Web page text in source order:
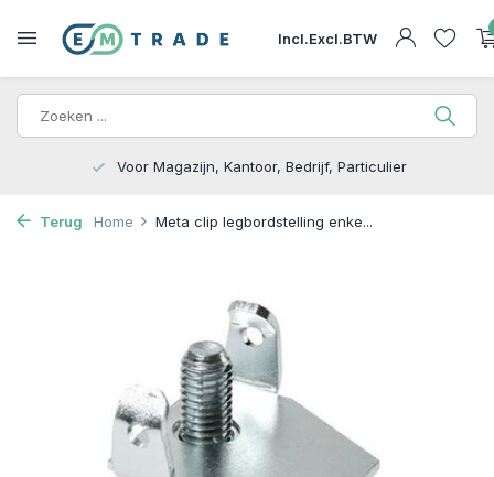
Incl.Excl.BTW
15.000m2 op Voorraad | Bezorgen of Afhalen
Terug Home Meta clip legbordstelling enke...